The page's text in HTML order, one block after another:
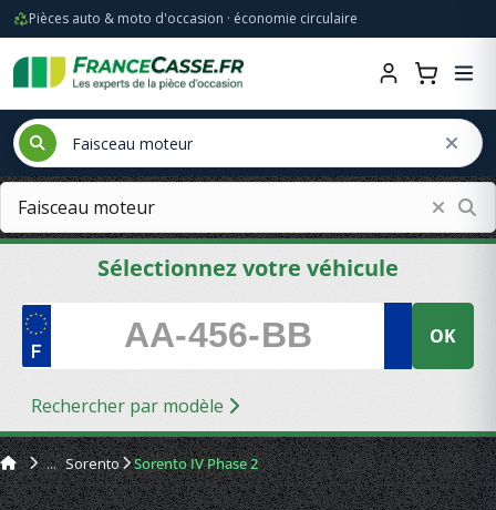
Pièces auto & moto d'occasion · économie circulaire
Sélectionnez votre véhicule
OK
Rechercher par modèle
Sorento Sorento IV Phase 2